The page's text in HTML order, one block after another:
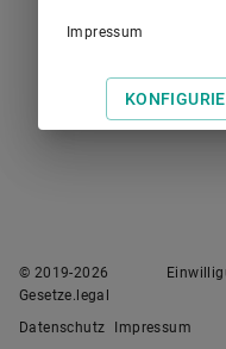
© 2019-2026
Gesetze.legal
Datenschutz Impressum
Impressum